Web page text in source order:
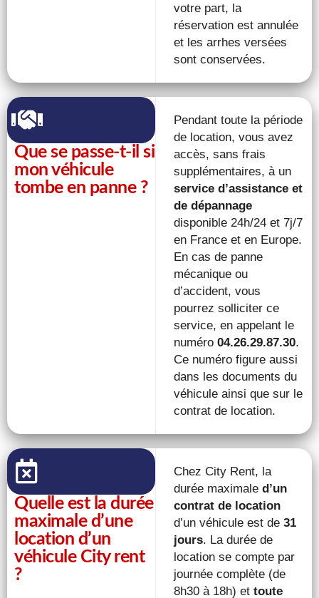
votre part, la
réservation est annulée
et les arrhes versées
sont conservées.
Que se passe-t-il si
mon véhicule
tombe en panne ?
Pendant toute la période
de location, vous avez
accès, sans frais
supplémentaires, à un
service d’assistance et
de dépannage
disponible 24h/24 et 7j/7
en France et en Europe.
En cas de panne
mécanique ou
d’accident, vous
pourrez solliciter ce
service, en appelant le
numéro04.26.29.87.30.
Ce numéro figure aussi
dans les documents du
véhicule ainsi que sur le
contrat de location.
Quelle est la durée
maximale d’une
location d’un
véhicule City rent
?
Chez City Rent, la
durée maximale d’un
contrat de location
d’un véhicule est de 31
jours. La durée de
location se compte par
journée complète (de
8h30 à 18h) ettoute